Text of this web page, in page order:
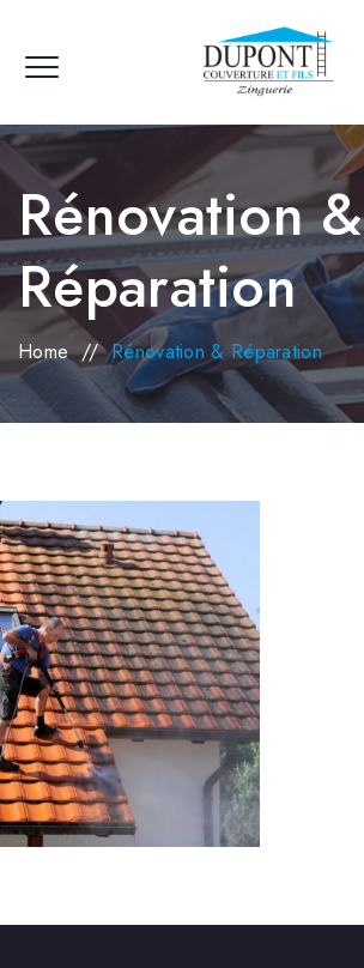
Rénovation &
Réparation
Home//Rénovation & Réparation